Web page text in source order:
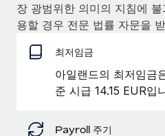
법인 설립
법인 설립을 빠르고 준법적으로
글로벌 인재 이동 및 전근
직원 해외 이전을 간편하게 처리
손쉬운 직원 복리후생 관리
계약자 관리
블로그 둘러보기
장 광범위한 의미의 지침에
용할 경우 전문 법률 자문을
최저임금
아일랜드의 최저임금
준 시급 14.15 EUR입
Payroll 주기